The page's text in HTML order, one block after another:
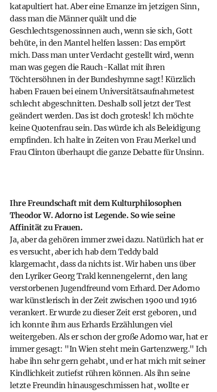
katapultiert hat. Aber eine Emanze im jetzigen Sinn,
dass man die Männer quält und die
Geschlechtsgenossinnen auch, wenn sie sich, Gott
behüte, in den Mantel helfen lassen: Das empört
mich. Dass man unter Verdacht gestellt wird, wenn
man was gegen die Rauch-Kallat mit ihren
Töchtersöhnen in der Bundeshymne sagt! Kürzlich
haben Frauen bei einem Universitätsaufnahmetest
schlecht abgeschnitten. Deshalb soll jetzt der Test
geändert werden. Das ist doch grotesk! Ich möchte
keine Quotenfrau sein. Das würde ich als Beleidigung
empfinden. Ich halte in Zeiten von Frau Merkel und
Frau Clinton überhaupt die ganze Debatte für Unsinn.
Ihre Freundschaft mit dem Kulturphilosophen
Theodor W. Adorno ist Legende. So wie seine
Affinität zu Frauen.
Ja, aber da gehören immer zwei dazu. Natürlich hat er
es versucht, aber ich hab dem Teddy bald
klargemacht, dass da nichts ist. Wir haben uns über
den Lyriker Georg Trakl kennengelernt, den lang
verstorbenen Jugendfreund vom Erhard. Der Adorno
war künstlerisch in der Zeit zwischen 1900 und 1916
verankert. Er wurde zu dieser Zeit erst geboren, und
ich konnte ihm aus Erhards Erzählungen viel
weitergeben. Als er schon der große Adorno war, hat er
immer gesagt: "In Wien steht mein Gartenzwerg." Ich
habe ihn sehr gern gehabt, und er hat mich mit seiner
Kindlichkeit zutiefst rühren können. Als ihn seine
letzte Freundin hinausgeschmissen hat, wollte er